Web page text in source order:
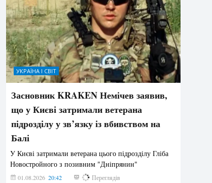
УКРАЇНА І СВІТ
Засновник KRAKEN Немічев заявив,
що у Києві затримали ветерана
підрозділу у зв’язку із вбивством на
Балі
У Києві затримали ветерана цього підрозділу Гліба
Новостройного з позивним "Дніпрянин"
01.08.2026 20:42 175 Переглядів